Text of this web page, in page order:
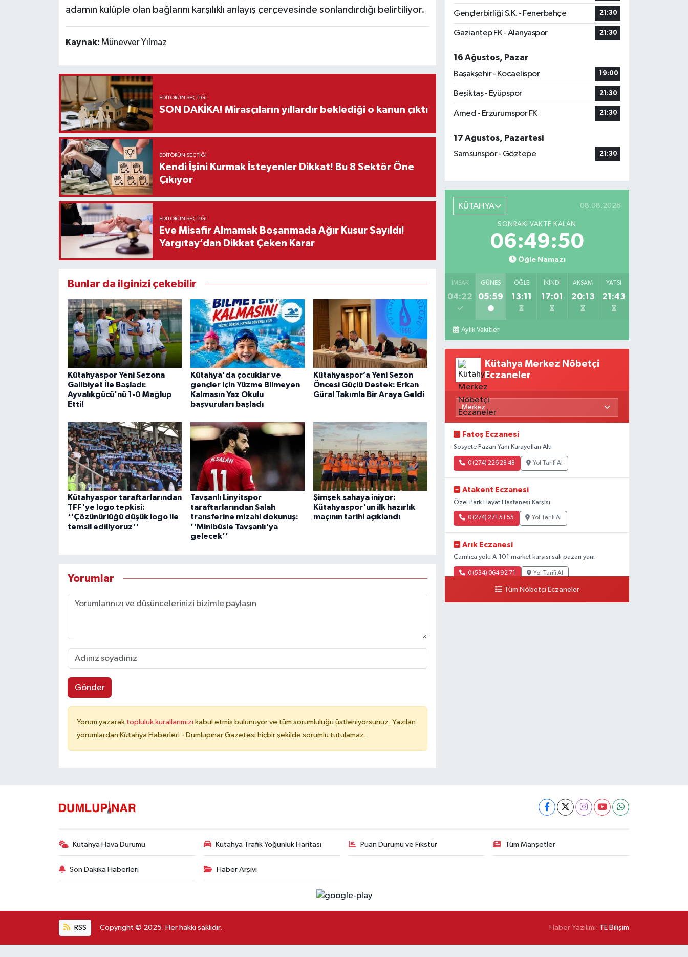
adamın kulüple olan bağlarını karşılıklı anlayış çerçevesinde sonlandırdığı belirtiliyor.
Kaynak: Münevver Yılmaz
EDITÖRÜN SEÇTIĞI
SON DAKİKA! Mirasçıların yıllardır beklediği o kanun çıktı
EDITÖRÜN SEÇTIĞI
Kendi İşini Kurmak İsteyenler Dikkat! Bu 8 Sektör Öne
Çıkıyor
EDITÖRÜN SEÇTIĞI
Eve Misafir Almamak Boşanmada Ağır Kusur Sayıldı!
Yargıtay’dan Dikkat Çeken Karar
Bunlar da ilginizi çekebilir
Kütahyaspor Yeni Sezona
Galibiyet İle Başladı:
Ayvalıkgücü'nü 1-0 Mağlup
Etti!
Kütahya'da çocuklar ve
gençler için Yüzme Bilmeyen
Kalmasın Yaz Okulu
başvuruları başladı
Kütahyaspor’a Yeni Sezon
Öncesi Güçlü Destek: Erkan
Güral Takımla Bir Araya Geldi
Kütahyaspor taraftarlarından
TFF'ye logo tepkisi:
''Çözünürlüğü düşük logo ile
temsil ediliyoruz''
Tavşanlı Linyitspor
taraftarlarından Salah
transferine mizahi dokunuş:
''Minibüsle Tavşanlı'ya
gelecek''
Şimşek sahaya iniyor:
Kütahyaspor'un ilk hazırlık
maçının tarihi açıklandı
Yorumlar
Gönder
Yorum yazarak topluluk kurallarımızı kabul etmiş bulunuyor ve tüm sorumluluğu üstleniyorsunuz. Yazılan
yorumlardan Kütahya Haberleri - Dumlupınar Gazetesi hiçbir şekilde sorumlu tutulamaz.
Gençlerbirliği S.K. - Fenerbahçe 21:30
Gaziantep FK - Alanyaspor 21:30
16 Ağustos, Pazar
Başakşehir - Kocaelispor
19:00
Beşiktaş - Eyüpspor 21:30
Amed - Erzurumspor FK 21:30
17 Ağustos, Pazartesi
Samsunspor - Göztepe
21:30
KÜTAHYA 08.08.2026
SONRAKI VAKTE KALAN
06:49:49
Öğle Namazı
İMSAK
04:22
GÜNEŞ
05:59
ÖĞLE
13:11
İKINDI
17:01
AKŞAM
20:13
YATSI
21:43
Aylık Vakitler
Kütahya Merkez Nöbetçi
Eczaneler
Fatoş Eczanesi
Sosyete Pazarı Yanı Karayolları Altı
0 (274) 226 28 48 Yol Tarifi Al
Atakent Eczanesi
Özel Park Hayat Hastanesi Karşısı
0 (274) 271 51 55 Yol Tarifi Al
Arık Eczanesi
Çamlıca yolu A-101 market karşısı salı pazarı yanı
0 (534) 064 92 71 Yol Tarifi Al
Tüm Nöbetçi Eczaneler
Kütahya Hava Durumu Kütahya Trafik Yoğunluk Haritası Puan Durumu ve Fikstür Tüm Manşetler
Son Dakika Haberleri Haber Arşivi
RSS Copyright © 2025. Her hakkı saklıdır. Haber Yazılımı: TE Bilişim